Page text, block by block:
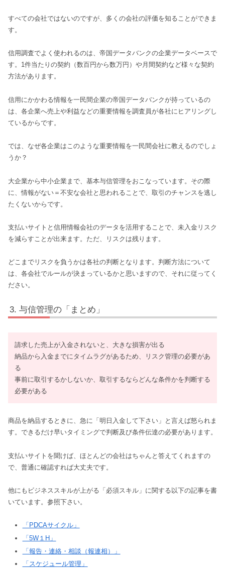
すべての会社ではないのですが、多くの会社の評価を知ることができま
す。
信用調査でよく使われるのは、帝国データバンクの企業データベースで
す。1件当たりの契約（数百円から数万円）や月間契約など様々な契約
方法があります。
信用にかかわる情報を一民間企業の帝国データバンクが持っているの
は、各企業へ売上や利益などの重要情報を調査員が各社にヒアリングし
ているからです。
では、なぜ各企業はこのような重要情報を一民間会社に教えるのでしょ
うか？
大企業から中小企業まで、基本与信管理をおこなっています。その際
に、情報がない＝不安な会社と思われることで、取引のチャンスを逃し
たくないからです。
支払いサイトと信用情報会社のデータを活用することで、未入金リスク
を減らすことが出来ます。ただ、リスクは残ります。
どこまでリスクを負うかは各社の判断となります。判断方法について
は、各会社でルールが決まっているかと思いますので、それに従ってく
ださい。
与信管理の「まとめ」
請求した売上が入金されないと、大きな損害が出る
納品から入金までにタイムラグがあるため、リスク管理の必要があ
る
事前に取引するかしないか、取引するならどんな条件かを判断する
必要がある
商品を納品するときに、急に「明日入金して下さい」と言えば怒られま
す。できるだけ早いタイミングで判断及び条件伝達の必要があります。
支払いサイトを聞けば、ほとんどの会社はちゃんと答えてくれますの
で、普通に確認すれば大丈夫です。
他にもビジネススキルが上がる「必須スキル」に関する以下の記事を書
いています。参照下さい。
「PDCAサイクル」
「5W１H」
「報告・連絡・相談（報連相）」
「スケジュール管理」